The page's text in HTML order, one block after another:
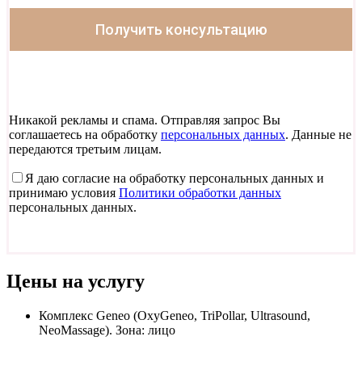
Никакой рекламы и спама. Отправляя запрос Вы
соглашаетесь на обработку персональных данных. Данные не
передаются третьим лицам.
Я даю согласие на обработку персональных данных и
принимаю условия Политики обработки данных
персональных данных.
Цены на услугу
Комплекс Geneo (OxyGeneo, TriPollar, Ultrasound,
NeoMassage). Зона: лицо